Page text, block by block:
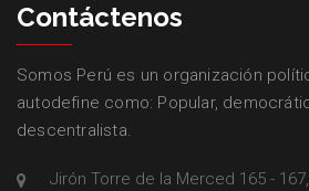
Contáctenos
Somos Perú es un organización
autodefine como: Popular,
descentralista.
Jirón Torre de la Merced 165 -